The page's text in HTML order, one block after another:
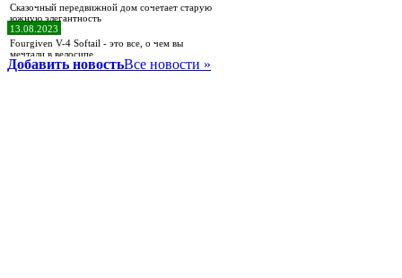
Сказочный передвижной дом сочетает старую
южную элегантность
13.08.2023
Fourgiven V-4 Softail - это все, о чем вы
мечтали в велосипе
Добавить новостьВсе новости »